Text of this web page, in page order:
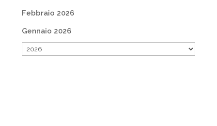
Febbraio 2026
Gennaio 2026